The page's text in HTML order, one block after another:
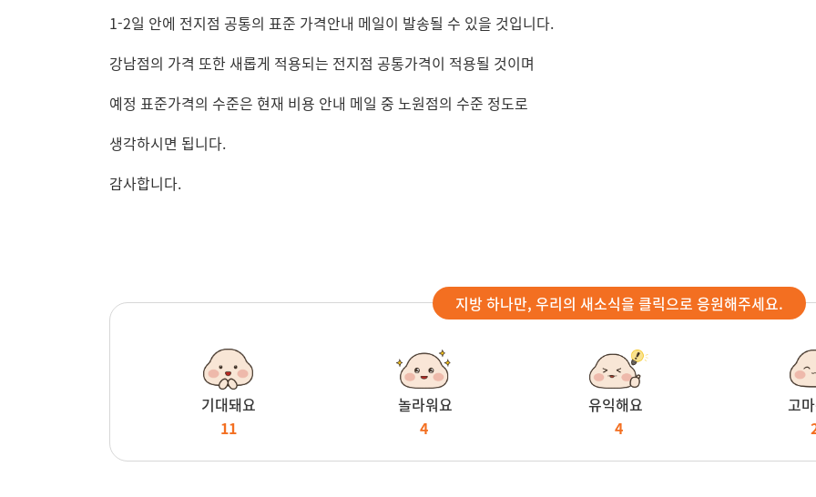
1-2일 안에 전지점 공통의 표준 가격안내 메일이 발송될 수 있을 것입니다.
강남점의 가격 또한 새롭게 적용되는 전지점 공통가격이 적용될 것이며
예정 표준가격의 수준은 현재 비용 안내 메일 중 노원점의 수준 정도로
생각하시면 됩니다.
감사합니다.
지방 하나만, 우리의 새소식을 클릭으로 응원해주세요.
기대돼요
11
놀라워요
4
유익해요
4
고